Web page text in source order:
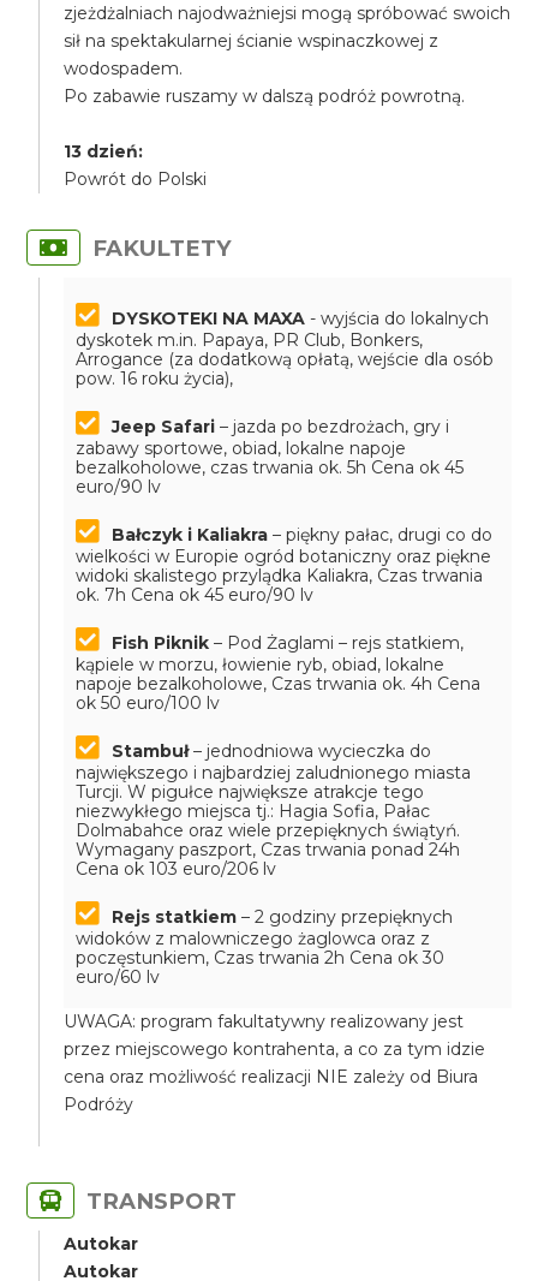
zjeżdżalniach najodważniejsi mogą spróbować swoich
sił na spektakularnej ścianie wspinaczkowej z
wodospadem.
Po zabawie ruszamy w dalszą podróż powrotną.
13 dzień:
Powrót do Polski
FAKULTETY
DYSKOTEKI NA MAXA - wyjścia do lokalnych
dyskotek m.in. Papaya, PR Club, Bonkers,
Arrogance (za dodatkową opłatą, wejście dla osób
pow. 16 roku życia),
Jeep Safari – jazda po bezdrożach, gry i
zabawy sportowe, obiad, lokalne napoje
bezalkoholowe, czas trwania ok. 5h Cena ok 45
euro/90 lv
Bałczyk i Kaliakra – piękny pałac, drugi co do
wielkości w Europie ogród botaniczny oraz piękne
widoki skalistego przylądka Kaliakra, Czas trwania
ok. 7h Cena ok 45 euro/90 lv
Fish Piknik – Pod Żaglami – rejs statkiem,
kąpiele w morzu, łowienie ryb, obiad, lokalne
napoje bezalkoholowe, Czas trwania ok. 4h Cena
ok 50 euro/100 lv
Stambuł– jednodniowa wycieczka do
największego i najbardziej zaludnionego miasta
Turcji. W pigułce największe atrakcje tego
niezwykłego miejsca tj.: Hagia Sofia, Pałac
Dolmabahce oraz wiele przepięknych świątyń.
Wymagany paszport, Czas trwania ponad 24h
Cena ok 103 euro/206 lv
Rejs statkiem – 2 godziny przepięknych
widoków z malowniczego żaglowca oraz z
poczęstunkiem, Czas trwania 2h Cena ok 30
euro/60 lv
UWAGA: program fakultatywny realizowany jest
przez miejscowego kontrahenta, a co za tym idzie
cena oraz możliwość realizacji NIE zależy od Biura
Podróży
TRANSPORT
Autokar
Autokar